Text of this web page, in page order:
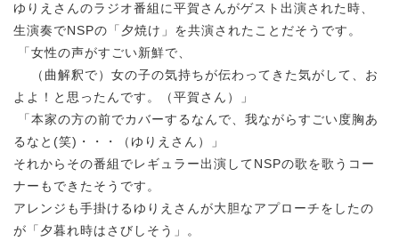
ゆりえさんのラジオ番組に平賀さんがゲスト出演された時、
生演奏でNSPの「夕焼け」を共演されたことだそうです。
「女性の声がすごい新鮮で、
（曲解釈で）女の子の気持ちが伝わってきた気がして、お
よよ！と思ったんです。（平賀さん）」
「本家の方の前でカバーするなんで、我ながらすごい度胸あ
るなと(笑)・・・（ゆりえさん）」
それからその番組でレギュラー出演してNSPの歌を歌うコー
ナーもできたそうです。
アレンジも手掛けるゆりえさんが大胆なアプローチをしたの
が「夕暮れ時はさびしそう」。